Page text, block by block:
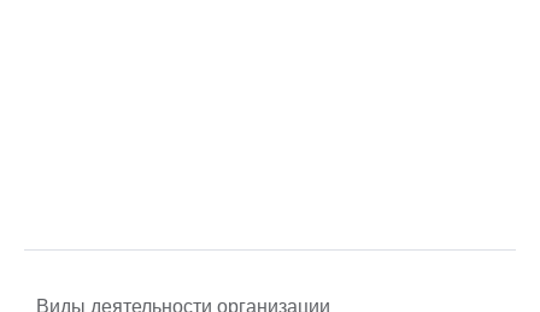
Виды деятельности организации